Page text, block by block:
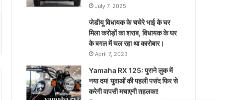
July 7, 2025
जेडीयू विधायक के चचेरे भाई के घर
मिला करोड़ों का शराब, विधायक के घर
के बगल में चल रहा था कारोबार।
April 7, 2023
Yamaha RX 125: पुराने लुक में
नया दम! युवाओं की पहली पसंद फिर से
करेगी वापसी मचाएगी तहलका!